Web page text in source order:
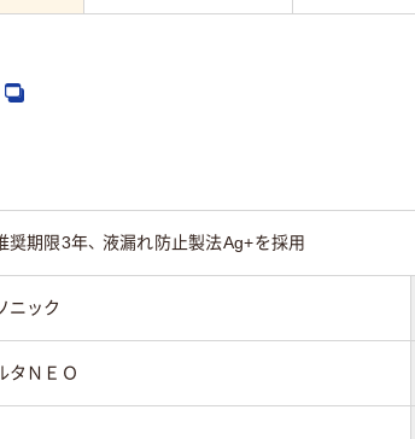
奨期限3年、 液漏れ防止製法Ag+を採用
ニック
タＮＥＯ